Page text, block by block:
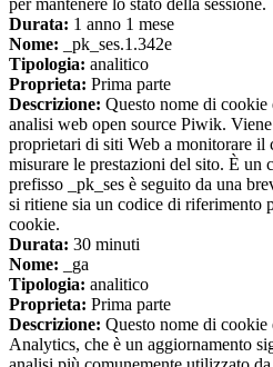
per mantenere lo stato della sessione.
Durata: 1 anno 1 mese
Nome: _pk_ses.1.342e
Tipologia: analitico
Proprieta: Prima parte
Descrizione: Questo nome di cookie
analisi web open source Piwik.
proprietari di siti Web a monitorare il
misurare le prestazioni del sito. È
prefisso _pk_ses è seguito da una
si ritiene sia un codice di riferimento
cookie.
Durata: 30 minuti
Nome: _ga
Tipologia: analitico
Proprieta: Prima parte
Descrizione: Questo nome di cookie
Analytics, che è un aggiornamento